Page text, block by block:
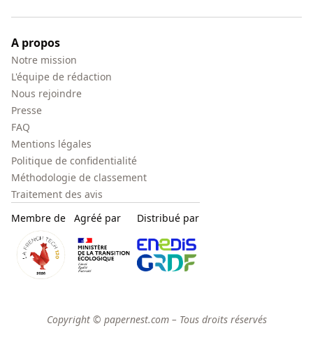
A propos
Notre mission
L'équipe de rédaction
Nous rejoindre
Presse
FAQ
Mentions légales
Politique de confidentialité
Méthodologie de classement
Traitement des avis
Membre de
Agréé par Distribué par
Copyright © papernest.com – Tous droits réservés